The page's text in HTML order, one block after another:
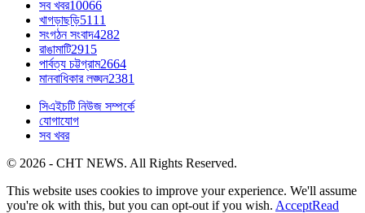
সব খবর10066
খাগড়াছড়ি5111
সংগঠন সংবাদ4282
রাঙামাটি2915
পার্বত্য চট্টগ্রাম2664
মানবাধিকার লঙ্ঘন2381
সিএইচটি নিউজ সম্পর্কে
যোগাযোগ
সব খবর
© 2026 - CHT NEWS. All Rights Reserved.
This website uses cookies to improve your experience. We'll assume
you're ok with this, but you can opt-out if you wish. AcceptRead